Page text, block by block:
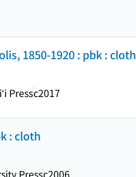
1850-1920 : pbk : cloth
Pressc2017
: cloth
Pressc2006